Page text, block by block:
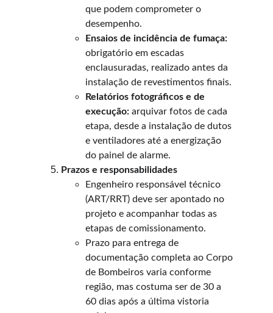
que podem comprometer o
desempenho.
Ensaios de incidência de fumaça:
obrigatório em escadas
enclausuradas, realizado antes da
instalação de revestimentos finais.
Relatórios fotográficos e de
execução: arquivar fotos de cada
etapa, desde a instalação de dutos
e ventiladores até a energização
do painel de alarme.
Prazos e responsabilidades
Engenheiro responsável técnico
(ART/RRT) deve ser apontado no
projeto e acompanhar todas as
etapas de comissionamento.
Prazo para entrega de
documentação completa ao Corpo
de Bombeiros varia conforme
região, mas costuma ser de 30 a
60 dias após a última vistoria